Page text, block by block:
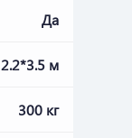
Да
2.2*3.5 м
300 кг